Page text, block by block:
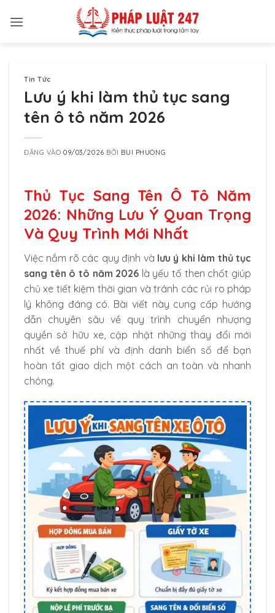
qua
Tin Tức
Lưu ý khi làm thủ tục sang
tên ô tô năm 2026
ĐĂNG VÀO09/03/2026 BỞI BUI PHUONG
Thủ Tục Sang Tên Ô Tô Năm
2026: Những Lưu Ý Quan Trọng
Và Quy Trình Mới Nhất
Việc nắm rõ các quy định và lưu ý khi làm thủ tục
sang tên ô tô năm 2026 là yếu tố then chốt giúp
chủ xe tiết kiệm thời gian và tránh các rủi ro pháp
lý không đáng có. Bài viết này cung cấp hướng
dẫn chuyên sâu về quy trình chuyển nhượng
quyền sở hữu xe, cập nhật những thay đổi mới
nhất về thuế phí và định danh biển số để bạn
hoàn tất giao dịch một cách an toàn và nhanh
chóng.